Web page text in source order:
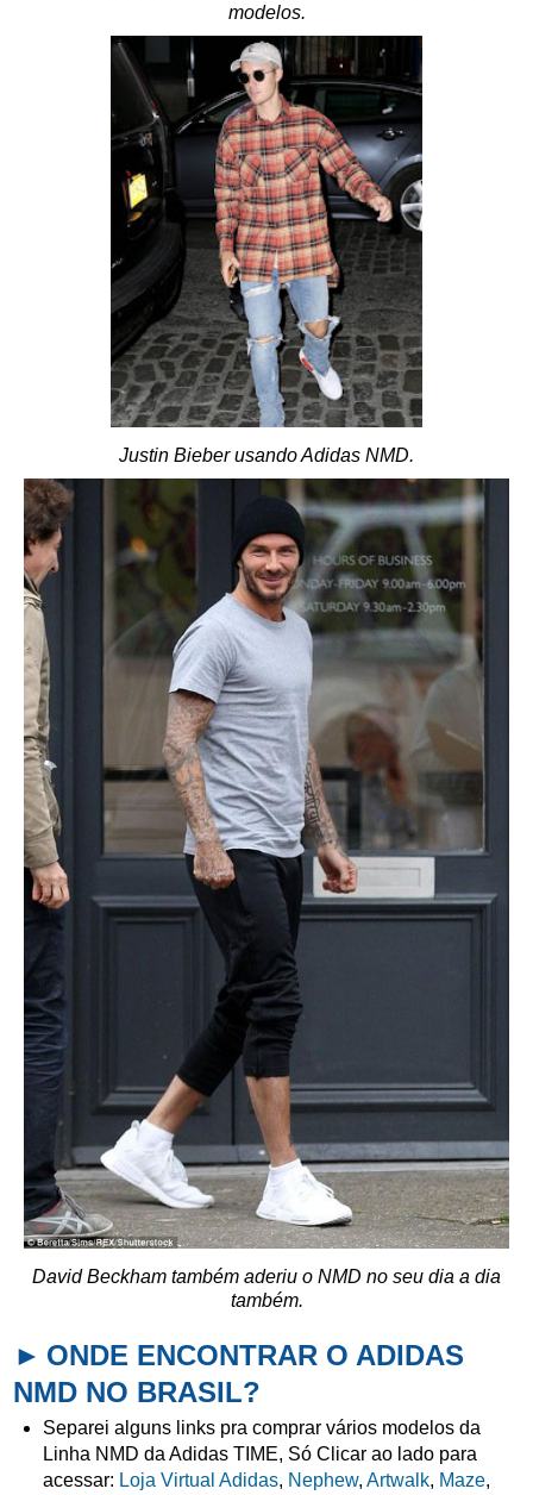
modelos.
Justin Bieber usando Adidas NMD.
David Beckham também aderiu o NMD no seu dia a dia
também.
► ONDE ENCONTRAR O ADIDAS
NMD NO BRASIL?
Separei alguns links pra comprar vários modelos da
Linha NMD da Adidas TIME, Só Clicar ao lado para
acessar: Loja Virtual Adidas, Nephew, Artwalk, Maze,